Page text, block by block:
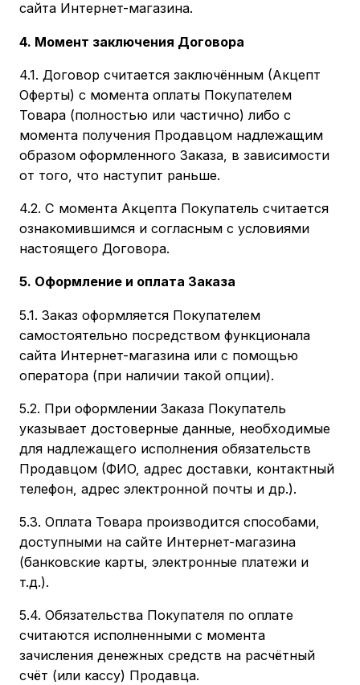
сайта Интернет-магазина.
4. Момент заключения Договора
4.1. Договор считается заключённым (Акцепт
Оферты) с момента оплаты Покупателем
Товара (полностью или частично) либо с
момента получения Продавцом надлежащим
образом оформленного Заказа, в зависимости
от того, что наступит раньше.
4.2. С момента Акцепта Покупатель считается
ознакомившимся и согласным с условиями
настоящего Договора.
5. Оформление и оплата Заказа
5.1. Заказ оформляется Покупателем
самостоятельно посредством функционала
сайта Интернет-магазина или с помощью
оператора (при наличии такой опции).
5.2. При оформлении Заказа Покупатель
указывает достоверные данные, необходимые
для надлежащего исполнения обязательств
Продавцом (ФИО, адрес доставки, контактный
телефон, адрес электронной почты и др.).
5.3. Оплата Товара производится способами,
доступными на сайте Интернет-магазина
(банковские карты, электронные платежи и
т.д.).
5.4. Обязательства Покупателя по оплате
считаются исполненными с момента
зачисления денежных средств на расчётный
счёт (или кассу) Продавца.